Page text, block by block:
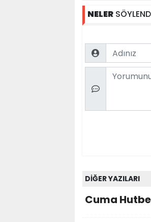
NELER
Name
Comment
DİĞER YAZILARI
Cuma